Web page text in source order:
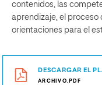
contenidos, las
aprendizaje, el proceso
orientaciones para el
DESCARGAR EL
ARCHIVO.PDF